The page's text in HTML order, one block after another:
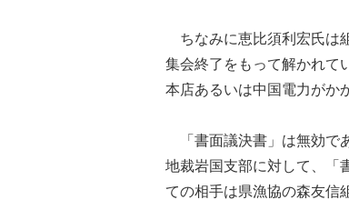
ちなみに恵比須利宏氏は
集会終了をもって解かれて
本店あるいは中国電力がか
「書面議決書」は無効で
地裁岩国支部に対して、「
ての相手は県漁協の森友信